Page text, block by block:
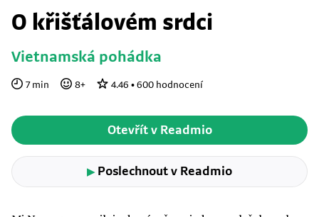
O křišťálovém srdci
Vietnamská pohádka
7min 8+ 4.46 • 600 hodnocení
Otevřít v Readmio
▶Poslechnout v Readmio